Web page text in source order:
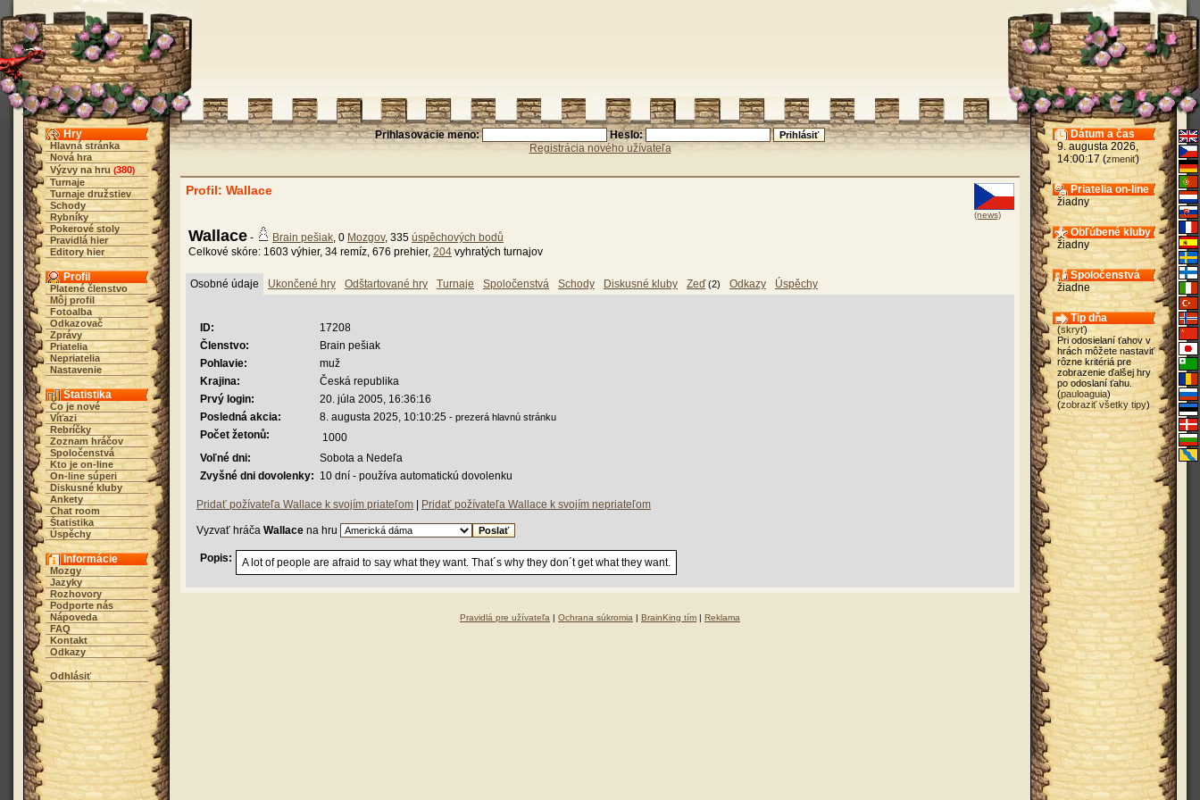
Hry
Hlavná stránka
Nová hra
Výzvy na hru (380)
Turnaje
Turnaje družstiev
Schody
Rybníky
Pokerové stoly
Pravidlá hier
Editory hier
Profil
Platené členstvo
Môj profil
Fotoalba
Odkazovač
Zprávy
Priatelia
Nepriatelia
Nastavenie
Štatistika
Čo je nové
Víťazi
Rebríčky
Zoznam hráčov
Spoločenstvá
Kto je on-line
On-line súperi
Diskusné kluby
Ankety
Chat room
Štatistika
Úspěchy
Informácie
Mozgy
Jazyky
Rozhovory
Podporte nás
Nápoveda
FAQ
Kontakt
Odkazy
Odhlásiť
Prihlasovacie meno:
Heslo:
Registrácia nového užívateľa
(news)
Profil: Wallace
Wallace - Brain pešiak, 0 Mozgov, 335 úspěchových bodů
Celkové skóre: 1603 výhier, 34 remíz, 676 prehier, 204 vyhratých turnajov
Osobné údaje Ukončené hry Odštartované hry Turnaje Spoločenstvá Schody Diskusné kluby Zeď (2) Odkazy Úspěchy
ID:
17208
Členstvo:
Brain pešiak
Pohlavie:
muž
Krajina:
Česká republika
Prvý login:
20. júla 2005, 16:36:16
Posledná akcia:
8. augusta 2025, 10:10:25 - prezerá hlavnú stránku
Počet žetonů:
1000
Voľné dni:
Sobota a Nedeľa
Zvyšné dni dovolenky: 10 dní - používa automatickú dovolenku
Pridať požívateľa Wallace k svojím priateľom Pridať požívateľa Wallace k svojím nepriateľom
Vyzvať hráča Wallace na hru
Popis: A lot of people are afraid to say what they want. That´s why they don´t get what they want.
Pravidlá pre užívateľa | Ochrana súkromia | BrainKing tím | Reklama
Dátum a čas
9. augusta 2026,
14:00:17 (zmeniť)
Priatelia on-line
žiadny
Obľúbené kluby
žiadny
Spoločenstvá
žiadne
Tip dňa
(skryť)
Pri odosielaní ťahov v
hrách môžete nastaviť
rôzne kritériá pre
zobrazenie ďalšej hry
po odoslaní ťahu.
(pauloaguia)
(zobraziť všetky tipy)